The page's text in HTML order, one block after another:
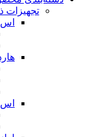
تجهیزات
اس